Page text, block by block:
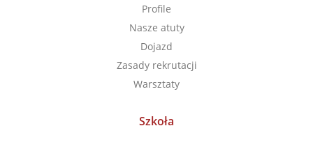
Profile
Nasze atuty
Dojazd
Zasady rekrutacji
Warsztaty
Szkoła